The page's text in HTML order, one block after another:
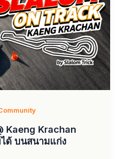
Kaeng Krachan
ด้ บนสนามแก่ง